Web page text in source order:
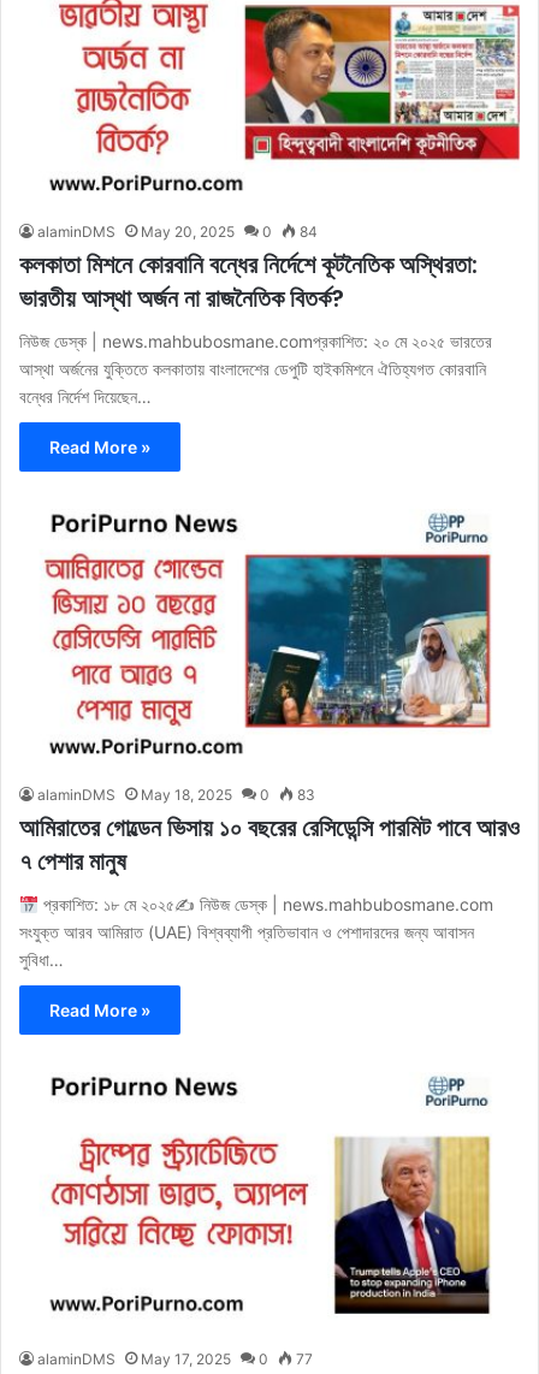
alaminDMS May 20, 2025 0 84
কলকাতা মিশনে কোরবানি বন্ধের নির্দেশে কূটনৈতিক অস্থিরতা:
ভারতীয় আস্থা অর্জন না রাজনৈতিক বিতর্ক?
নিউজ ডেস্ক | news.mahbubosmane.comপ্রকাশিত: ২০ মে ২০২৫ ভারতের
আস্থা অর্জনের যুক্তিতে কলকাতায় বাংলাদেশের ডেপুটি হাইকমিশনে ঐতিহ্যগত কোরবানি
বন্ধের নির্দেশ দিয়েছেন…
Read More »
alaminDMS May 18, 2025 0 83
আমিরাতের গোল্ডেন ভিসায় ১০ বছরের রেসিডেন্সি পারমিট পাবে আরও
৭ পেশার মানুষ
প্রকাশিত: ১৮ মে ২০২৫✍ নিউজ ডেস্ক | news.mahbubosmane.com
সংযুক্ত আরব আমিরাত (UAE) বিশ্বব্যাপী প্রতিভাবান ও পেশাদারদের জন্য আবাসন
সুবিধা…
Read More »
alaminDMS May 17, 2025 0 77